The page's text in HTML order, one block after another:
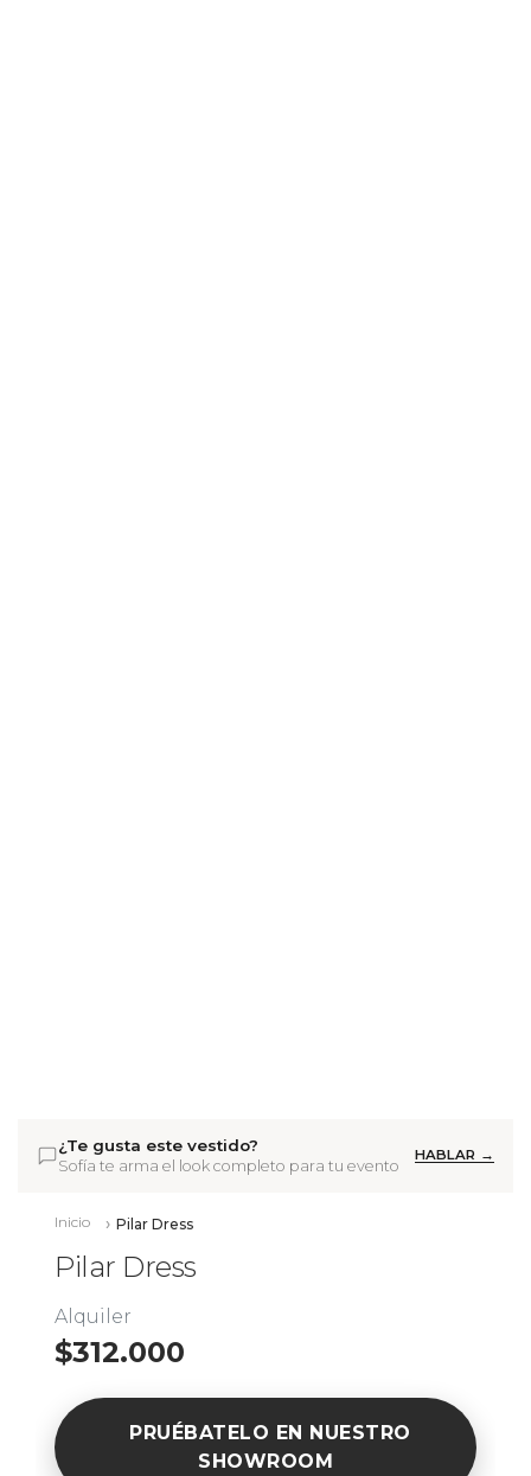
¿Te gusta este vestido?
Sofía te arma el look completo para tu evento
HABLAR →
Inicio Pilar Dress
Pilar Dress
Alquiler
$312.000
PRUÉBATELO EN NUESTRO
SHOWROOM